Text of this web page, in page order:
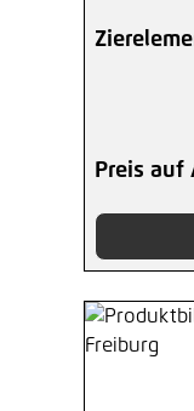
Preis auf